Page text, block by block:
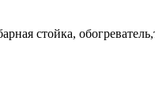
стойка,